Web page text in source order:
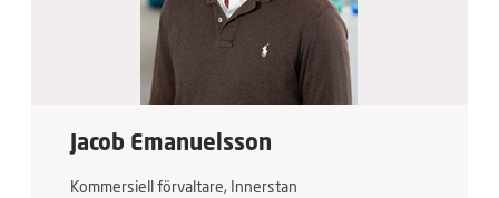
Jacob Emanuelsson
Kommersiell förvaltare, Innerstan